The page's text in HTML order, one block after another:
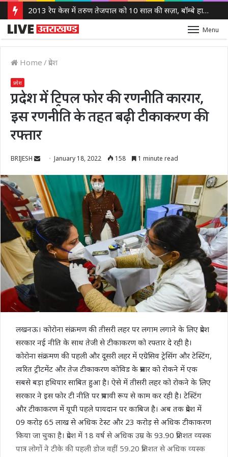
2013 रेप केस में तरुण तेजपाल को 10 साल की सज़ा, बॉम्बे हाई कोर्ट ने लगाया 10 लाख रुपये का जुर्माना
Menu
Home /प्रदेश
प्रदेश
प्रदेश में ट्रिपल फोर की रणनीति कारगर,
इस रणनीति के तहत बढ़ी टीकाकरण की
रफ्तार
BRIJESH
Send
email
January 18, 2022 158 1 minute read
लखनऊ। कोरोना संक्रमण की तीसरी लहर पर लगाम लगाने के लिए प्रदेश
सरकार नई नीति के साथ तेजी से टीकाकरण को रफ्तार दे रही है।
कोरोना संक्रमण की पहली और दूसरी लहर में एग्रेसिव ट्रेसिंग और टेस्टिंग,
त्वरित ट्रीटमेंट और तेज टीकाकरण कोविड के प्रसार को रोकने में एक
सबसे बड़ा हथियार साबित हुआ है। ऐसे में तीसरी लहर को रोकने के लिए
सरकार ने इस फोर टी नीति पर प्रभावी रूप से काम कर रही है। टेस्टिंग
और टीकाकरण में यूपी पहले पायदान पर काबिज है। अब तक प्रदेश में
09 करोड़ 65 लाख से अधिक टेस्‍ट और 23 करोड़ से अधिक टीकाकरण
किया जा चुका है। प्रदेश में 18 वर्ष से अधिक उम्र के 93.90 प्रतिशत व्‍यस्‍क
पात्र लोगों ने टीके की पहली डोज वहीं 59.20 प्रतिशत से अधिक व्‍यस्‍क